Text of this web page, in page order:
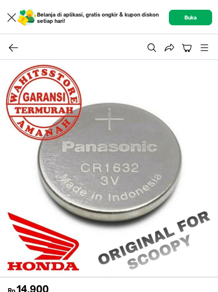
Belanja di aplikasi, gratis ongkir & kupon diskon
setiap hari!
Buka
14.900